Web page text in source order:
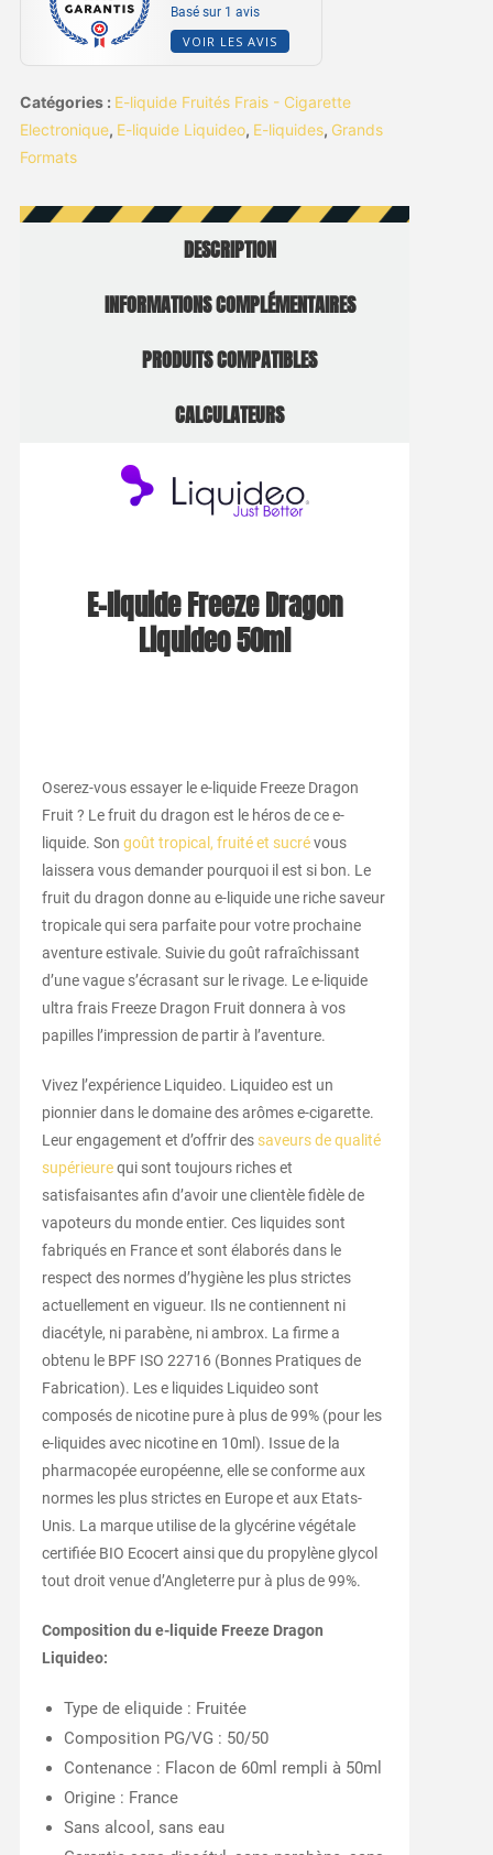
Basé sur 1 avis
VOIR LES AVIS
Catégories : E-liquide Fruités Frais - Cigarette
Electronique, E-liquide Liquideo, E-liquides, Grands
Formats
DESCRIPTION
INFORMATIONS COMPLÉMENTAIRES
PRODUITS COMPATIBLES
CALCULATEURS
E-liquide Freeze Dragon
Liquideo 50ml
Oserez-vous essayer le e-liquide Freeze Dragon
Fruit ? Le fruit du dragon est le héros de ce e-
liquide. Son goût tropical, fruité et sucrévous
laissera vous demander pourquoi il est si bon. Le
fruit du dragon donne au e-liquide une riche saveur
tropicale qui sera parfaite pour votre prochaine
aventure estivale. Suivie du goût rafraîchissant
d’une vague s’écrasant sur le rivage. Le e-liquide
ultra frais Freeze Dragon Fruit donnera à vos
papilles l’impression de partir à l’aventure.
Vivez l’expérience Liquideo. Liquideo est un
pionnier dans le domaine des arômes e-cigarette.
Leur engagement et d’offrir des saveurs de qualité
supérieurequi sont toujours riches et
satisfaisantes afin d’avoir une clientèle fidèle de
vapoteurs du monde entier. Ces liquides sont
fabriqués en France et sont élaborés dans le
respect des normes d’hygiène les plus strictes
actuellement en vigueur. Ils ne contiennent ni
diacétyle, ni parabène, ni ambrox. La firme a
obtenu le BPF ISO 22716 (Bonnes Pratiques de
Fabrication). Les e liquides Liquideo sont
composés de nicotine pure à plus de 99% (pour les
e-liquides avec nicotine en 10ml). Issue de la
pharmacopée européenne, elle se conforme aux
normes les plus strictes en Europe et aux Etats-
Unis. La marque utilise de la glycérine végétale
certifiée BIO Ecocert ainsi que du propylène glycol
tout droit venue d’Angleterre pur à plus de 99%.
Composition du e-liquide Freeze Dragon
Liquideo:
Type de eliquide : Fruitée
Composition PG/VG : 50/50
Contenance : Flacon de 60ml rempli à 50ml
Origine : France
Sans alcool, sans eau